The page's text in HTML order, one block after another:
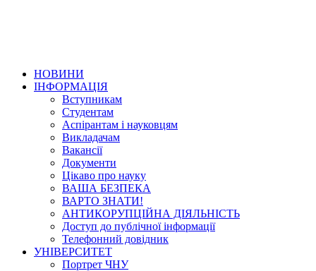
НОВИНИ
ІНФОРМАЦІЯ
Вступникам
Студентам
Аспірантам і науковцям
Викладачам
Вакансії
Документи
Цікаво про науку
ВАША БЕЗПЕКА
ВАРТО ЗНАТИ!
АНТИКОРУПЦІЙНА ДІЯЛЬНІСТЬ
Доступ до публічної інформації
Телефонний довідник
УНІВЕРСИТЕТ
Портрет ЧНУ